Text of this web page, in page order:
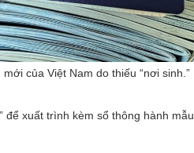
của Việt Nam do thiếu “nơi sinh.”
để xuất trình kèm sổ thông hành mẫu